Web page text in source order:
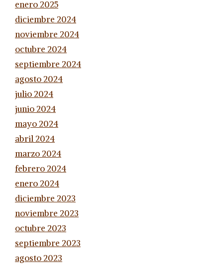
enero 2025
diciembre 2024
noviembre 2024
octubre 2024
septiembre 2024
agosto 2024
julio 2024
junio 2024
mayo 2024
abril 2024
marzo 2024
febrero 2024
enero 2024
diciembre 2023
noviembre 2023
octubre 2023
septiembre 2023
agosto 2023